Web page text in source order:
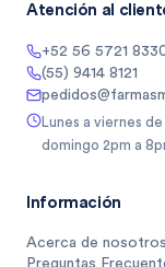
Atención al
+52 56 5721
(55) 9414 8121
Lunes a viernes
domingo 2pm a
Información
Acerca de nosotros
Preguntas